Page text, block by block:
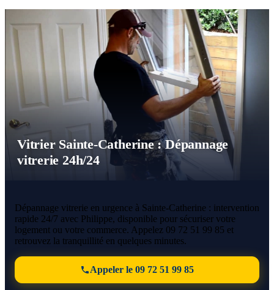
Vitrier Sainte-Catherine : Dépannage
vitrerie 24h/24
Dépannage vitrerie en urgence à Sainte-Catherine : intervention
rapide 24/7 avec Philippe, disponible pour sécuriser votre
logement ou votre commerce. Appelez 09 72 51 99 85 et
retrouvez la tranquillité en quelques minutes.
Appeler le 09 72 51 99 85